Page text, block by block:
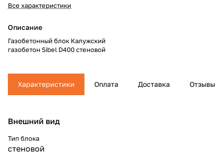
Все характеристики
Описание
Газобетонный блок Калужский
газобетон Sibel D400 стеновой
Характеристики Оплата Доставка Отзывы
Внешний вид
Тип блока
стеновой